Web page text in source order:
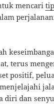
mencari
terus
positif,
diri dan